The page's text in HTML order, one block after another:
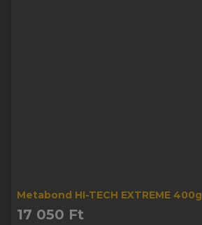
Metabond HI-TECH EXTREME 400g
17 050 Ft